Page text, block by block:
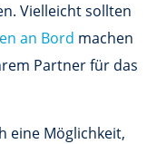
Vielleicht sollten
an Bord machen
Partner für das
eine Möglichkeit,